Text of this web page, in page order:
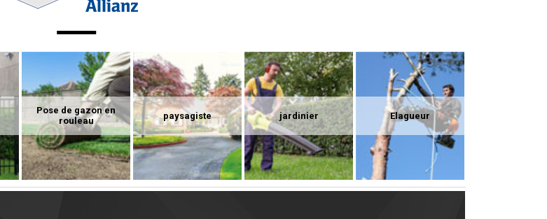
Pose de gazon en
rouleau
paysagiste jardinier Elagueur